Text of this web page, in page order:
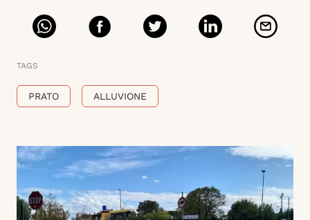
TAGS
PRATO ALLUVIONE